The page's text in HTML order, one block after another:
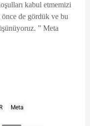
kabul etmemizi
de gördük ve bu
” Meta
Meta